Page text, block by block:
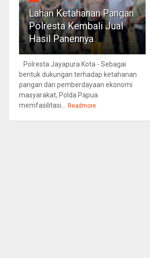
Lahan Ketahanan Pangan
Polresta Kembali Jual
Hasil Panennya
Polresta Jayapura Kota - Sebagai
bentuk dukungan terhadap ketahanan
pangan dan pemberdayaan ekonomi
masyarakat, Polda Papua
memfasilitasi...
Readmore